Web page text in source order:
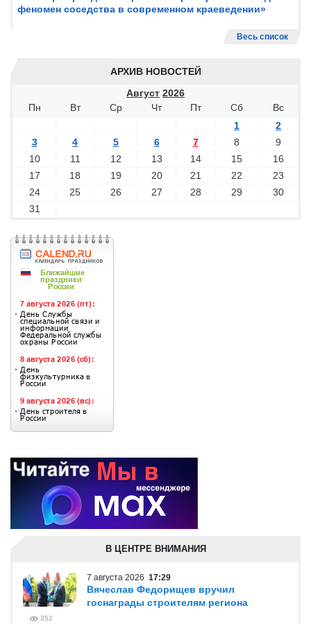
феномен соседства в современном краеведении»
Весь список
АРХИВ НОВОСТЕЙ
Август 2026
Пн
Вт Ср Чт Пт Сб
Вс
1
2
3
4 5 6 7 8
9
10
11 12 13 14 15
16
17
18 19 20 21 22
23
24
25 26 27 28 29
30
31
В ЦЕНТРЕ ВНИМАНИЯ
7 августа 2026 17:29
Вячеслав Федорищев вручил
госнаграды строителям региона
352